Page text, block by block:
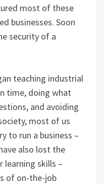
most of these
businesses. Soon
security of a
teaching industrial
time, doing what
and avoiding
most of us
to run a business –
also lost the
learning skills –
of on-the-job